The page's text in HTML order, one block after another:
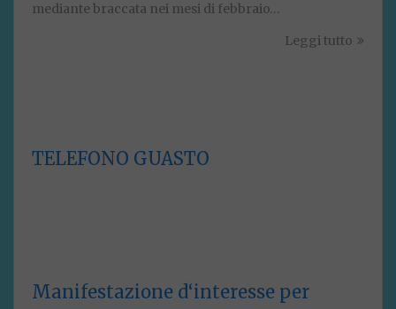
mediante braccata nei mesi di febbraio…
Leggi tutto
TELEFONO GUASTO
Manifestazione d‘interesse per